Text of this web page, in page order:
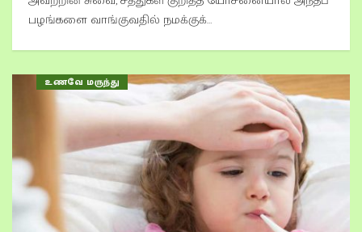
பழங்களை வாங்குவதில் நமக்குக்…
உணவே மருந்து